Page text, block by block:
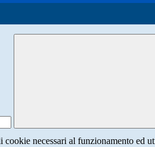
necessari al funzionamento ed